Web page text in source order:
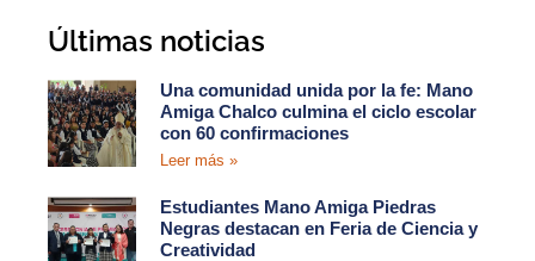
Últimas noticias
Una comunidad unida por la fe: Mano
Amiga Chalco culmina el ciclo escolar
con 60 confirmaciones
Leer más »
Estudiantes Mano Amiga Piedras
Negras destacan en Feria de Ciencia y
Creatividad